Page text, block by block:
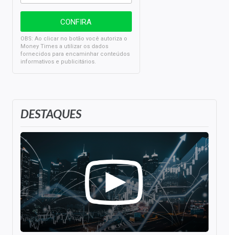
DESTAQUES
OBS: Ao clicar no botão você autoriza o
Money Times a utilizar os dados
fornecidos para encaminhar conteúdos
informativos e publicitários.